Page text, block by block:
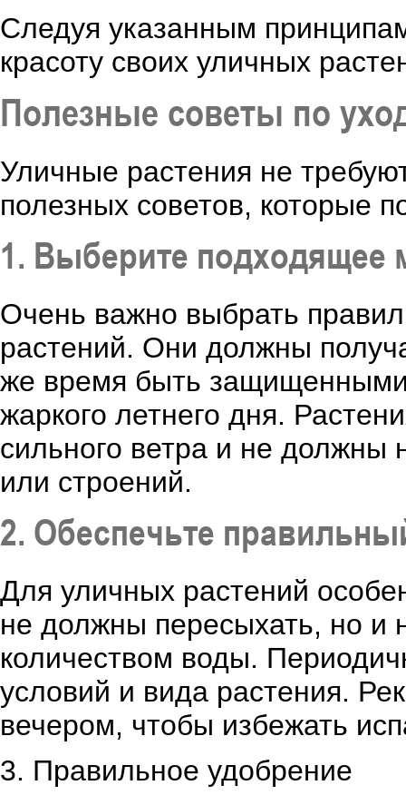
Следуя указанным
красоту своих уличных
Полезные советы по
Уличные растения не
полезных советов, которые
1. Выберите подходящее
Очень важно выбрать
растений. Они должны
же время быть
жаркого летнего дня.
сильного ветра и не должны
или строений.
2. Обеспечьте
Для уличных растений
не должны пересыхать, но
количеством воды.
условий и вида растения.
вечером, чтобы избежать
3. Правильное удобрение